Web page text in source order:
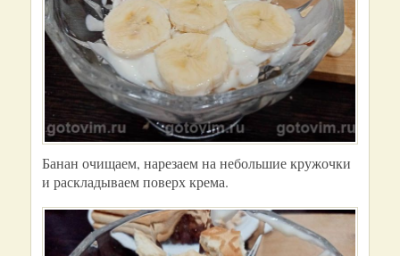
Банан очищаем, нарезаем на небольшие кружочки
и раскладываем поверх крема.